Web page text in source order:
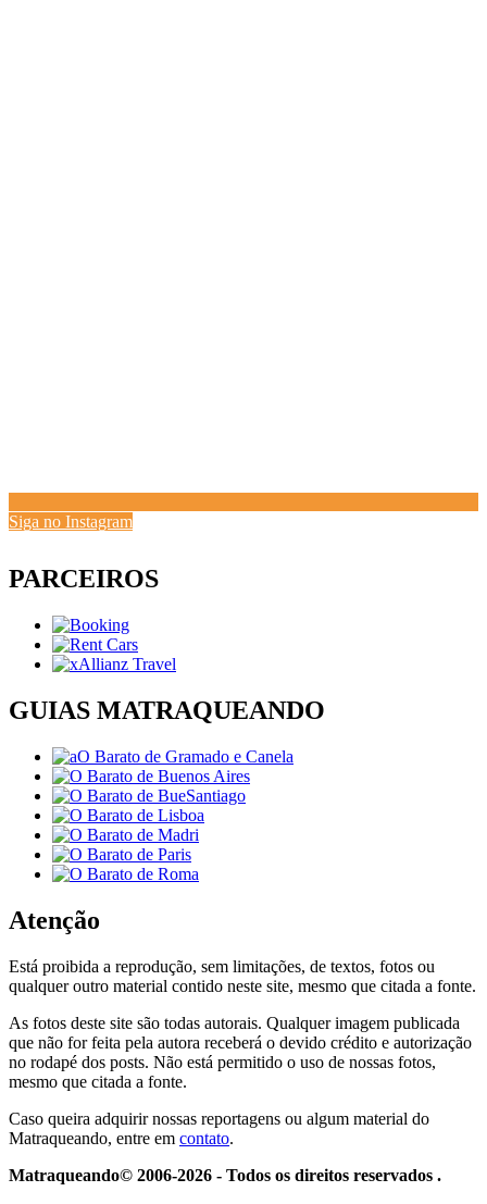
Siga no Instagram
PARCEIROS
GUIAS MATRAQUEANDO
Atenção
Está proibida a reprodução, sem limitações, de textos, fotos ou
qualquer outro material contido neste site, mesmo que citada a fonte.
As fotos deste site são todas autorais. Qualquer imagem publicada
que não for feita pela autora receberá o devido crédito e autorização
no rodapé dos posts. Não está permitido o uso de nossas fotos,
mesmo que citada a fonte.
Caso queira adquirir nossas reportagens ou algum material do
Matraqueando, entre em contato.
Matraqueando© 2006-2026 - Todos os direitos reservados .